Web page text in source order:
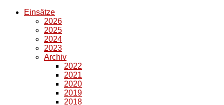
Einsätze
2026
2025
2024
2023
Archiv
2022
2021
2020
2019
2018